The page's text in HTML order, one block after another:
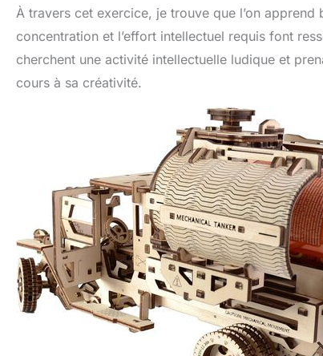
À travers cet exercice, je trouve que l’on
concentration et l’effort intellectuel requis font
cherchent une activité intellectuelle ludique et
cours à sa créativité.